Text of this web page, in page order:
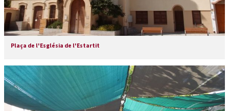
Plaça de l'Església de l'Estartit